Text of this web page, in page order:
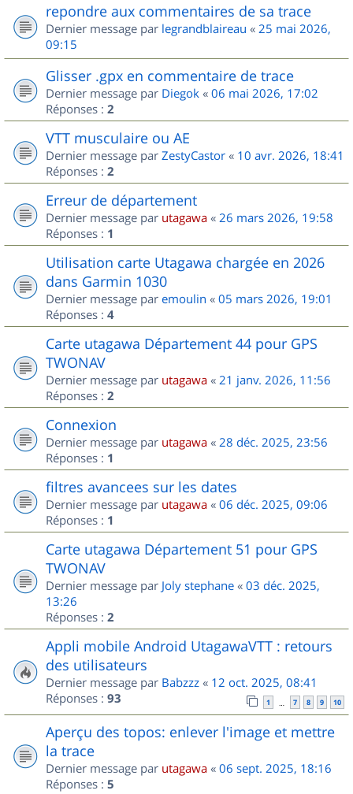
repondre aux commentaires de sa trace
Dernier message par legrandblaireau « 25 mai 2026,
09:15
Glisser .gpx en commentaire de trace
Dernier message par Diegok « 06 mai 2026, 17:02
Réponses : 2
VTT musculaire ou AE
Dernier message par ZestyCastor « 10 avr. 2026, 18:41
Réponses : 2
Erreur de département
Dernier message par utagawa « 26 mars 2026, 19:58
Réponses : 1
Utilisation carte Utagawa chargée en 2026
dans Garmin 1030
Dernier message par emoulin « 05 mars 2026, 19:01
Réponses : 4
Carte utagawa Département 44 pour GPS
TWONAV
Dernier message par utagawa « 21 janv. 2026, 11:56
Réponses : 2
Connexion
Dernier message par utagawa « 28 déc. 2025, 23:56
Réponses : 1
filtres avancees sur les dates
Dernier message par utagawa « 06 déc. 2025, 09:06
Réponses : 1
Carte utagawa Département 51 pour GPS
TWONAV
Dernier message par Joly stephane « 03 déc. 2025,
13:26
Réponses : 2
Appli mobile Android UtagawaVTT : retours
des utilisateurs
Dernier message par Babzzz « 12 oct. 2025, 08:41
Réponses : 93 1 … 7 8 9 10
Aperçu des topos: enlever l'image et mettre
la trace
Dernier message par utagawa « 06 sept. 2025, 18:16
Réponses : 5